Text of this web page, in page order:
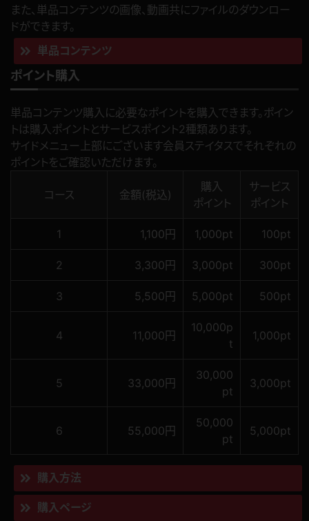
また、単品コンテンツの画像、動画共にファイルのダウンロー
ドができます。
単品コンテンツ
ポイント購入
単品コンテンツ購入に必要なポイントを購入できます。ポイン
トは購入ポイントとサービスポイント2種類あります。
サイドメニュー上部にございます会員ステイタスでそれぞれの
ポイントをご確認いただけます。
コース 金額(税込)
購入
ポイント
サービス
ポイント
1 1,100円 1,000pt 100pt
2 3,300円 3,000pt 300pt
3 5,500円 5,000pt 500pt
4 11,000円
10,000p
t
1,000pt
5 33,000円
30,000
pt
3,000pt
6 55,000円
50,000
pt
5,000pt
購入方法
購入ページ